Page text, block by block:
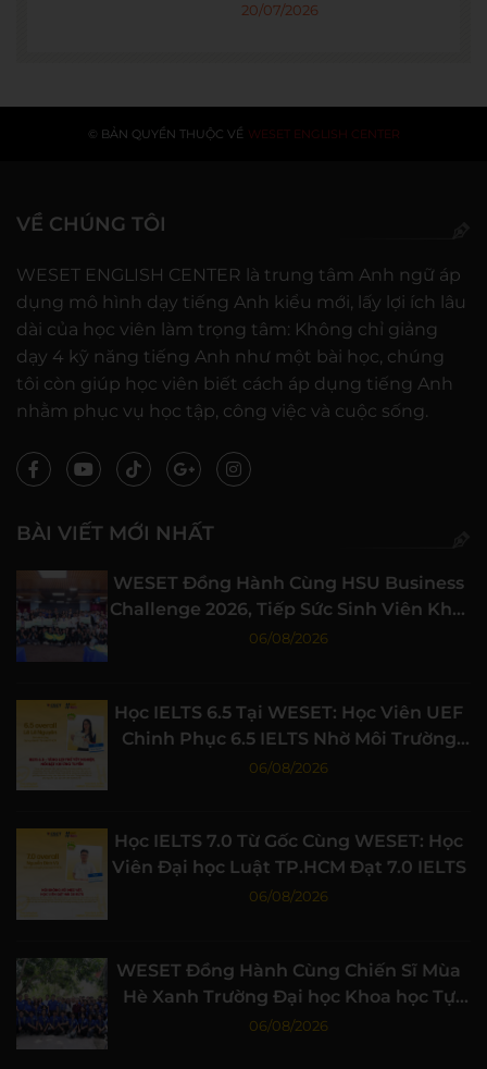
20/07/2026
© BẢN QUYỀN THUỘC VỀ WESET ENGLISH CENTER
VỀ CHÚNG TÔI
WESET ENGLISH CENTER là trung tâm Anh ngữ áp
dụng mô hình dạy tiếng Anh kiểu mới, lấy lợi ích lâu
dài của học viên làm trọng tâm: Không chỉ giảng
dạy 4 kỹ năng tiếng Anh như một bài học, chúng
tôi còn giúp học viên biết cách áp dụng tiếng Anh
nhằm phục vụ học tập, công việc và cuộc sống.
BÀI VIẾT MỚI NHẤT
WESET Đồng Hành Cùng HSU Business
Challenge 2026, Tiếp Sức Sinh Viên Khởi
Nghiệp
06/08/2026
Học IELTS 6.5 Tại WESET: Học Viên UEF
Chinh Phục 6.5 IELTS Nhờ Môi Trường
Học Tập Chất Lượng
06/08/2026
Học IELTS 7.0 Từ Gốc Cùng WESET: Học
Viên Đại học Luật TP.HCM Đạt 7.0 IELTS
06/08/2026
WESET Đồng Hành Cùng Chiến Sĩ Mùa
Hè Xanh Trường Đại học Khoa học Tự
nhiên, ĐHQG-HCM
06/08/2026